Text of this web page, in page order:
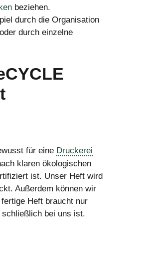
beziehen.
durch die Organisation
oder durch einzelne
für eine Druckerei
klaren ökologischen
ist. Unser Heft wird
Außerdem können wir
Heft braucht nur
bei uns ist.